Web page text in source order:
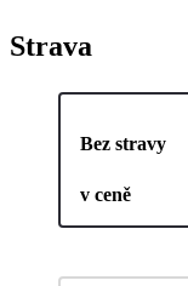
Strava
Bez stravy
v ceně